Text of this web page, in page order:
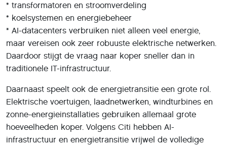
* transformatoren en stroomverdeling
* koelsystemen en energiebeheer
* AI-datacenters verbruiken niet alleen veel energie,
maar vereisen ook zeer robuuste elektrische netwerken.
Daardoor stijgt de vraag naar koper sneller dan in
traditionele IT-infrastructuur.
Daarnaast speelt ook de energietransitie een grote rol.
Elektrische voertuigen, laadnetwerken, windturbines en
zonne-energieinstallaties gebruiken allemaal grote
hoeveelheden koper. Volgens Citi hebben AI-
infrastructuur en energietransitie vrijwel de volledige